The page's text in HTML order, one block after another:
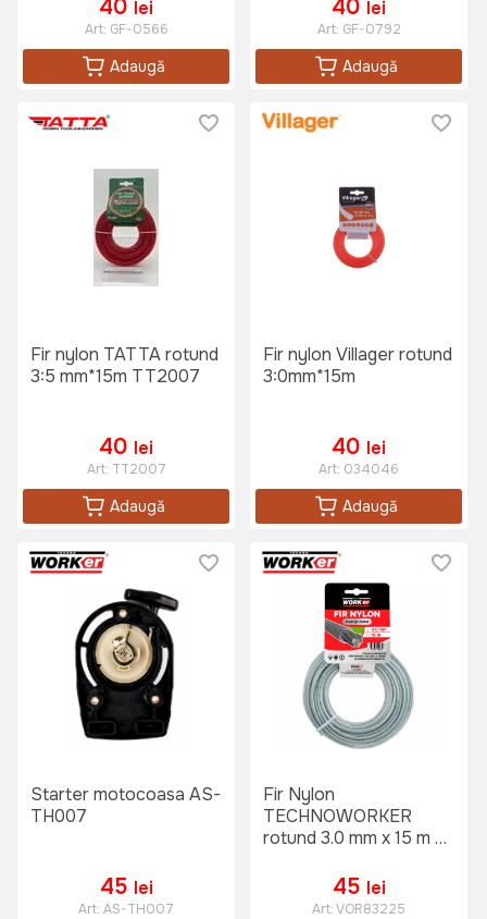
40 lei
Art: GF-0566
Adaugă
40 lei
Art: GF-0792
Adaugă
Fir nylon TATTA rotund
3:5 mm*15m TT2007
40 lei
Art: TT2007
Adaugă
Fir nylon Villager rotund
3:0mm*15m
40 lei
Art: 034046
Adaugă
Starter motocoasa AS-
TH007
45 lei
Art: AS-TH007
Fir Nylon
TECHNOWORKER
rotund 3.0 mm x 15 m cu
45 lei
Art:VOR83225